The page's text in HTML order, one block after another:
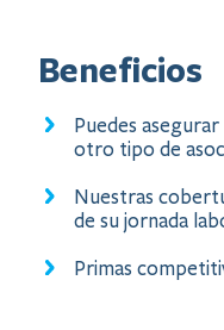
Beneficios
Puedes
otro tipo de
Nuestras
de su jornada
Primas